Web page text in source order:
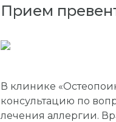
Прием
В клинике
консультацию по
лечения аллергии.